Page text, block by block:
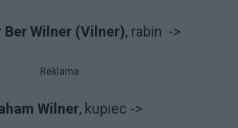
Ber Wilner (Vilner), rabin ->
Reklama
Wilner, kupiec ->